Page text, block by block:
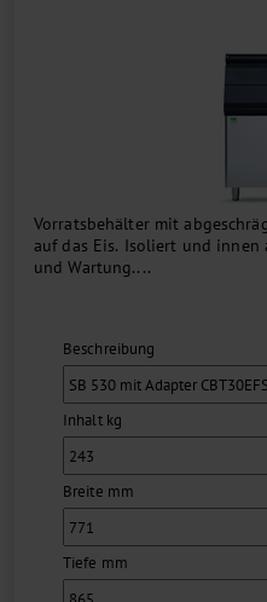
Vorratsbehälter mit
auf das Eis. Isoliert und innen
und Wartung....
Beschreibung
Inhalt kg
Breite mm
Tiefe mm